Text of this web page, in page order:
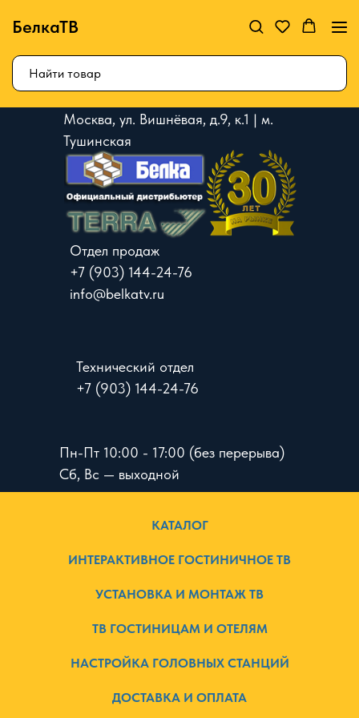
БелкаТВ
Москва, ул. Вишнёвая, д.9, к.1 | м.
Тушинская
Отдел продаж
+7 (903) 144-24-76
info@belkatv.ru
Пн-Пт 10:00 - 17:00 (без перерыва)
Сб, Вс — выходной
Технический отдел
+7 (903) 144-24-76
КАТАЛОГ
ИНТЕРАКТИВНОЕ ГОСТИНИЧНОЕ ТВ
УСТАНОВКА И МОНТАЖ ТВ
ТВ ГОСТИНИЦАМ И ОТЕЛЯМ
НАСТРОЙКА ГОЛОВНЫХ СТАНЦИЙ
ДОСТАВКА И ОПЛАТА